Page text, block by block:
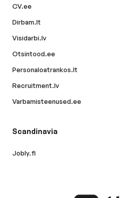
CV.ee
Dirbam.lt
Visidarbi.lv
Otsintood.ee
Personaloatrankos.lt
Recruitment.lv
Varbamisteenused.ee
Scandinavia
Jobly.fi